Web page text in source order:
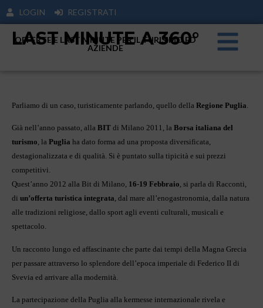
LOGIN REGISTRATI
LAST MINUTE A 360°
OFFERTE E LAST MINUTE PER IL TURISIMO ED
AZIENDE
Parliamo di un caso, turisticamente parlando, quello della Regione Puglia.
Già nell’anno passato, alla BIT di Milano 2011, la Borsa italiana del
turismo, la Puglia ha dato forma ad una proposta diversificata,
destagionalizzata e di qualità. Si è puntato sulla tipicità e sui prezzi
competitivi.
Quest’anno 2012 alla Bit di Milano, 16-19 Febbraio, si parla di Racconti,
di un’offerta turistica integrata, dal mare all’enogastronomia, dalla natura
alle tradizioni religiose, dallo sport agli eventi culturali, musicali e
spettacolo.
Un racconto lungo ed affascinante che parte dai tempi della Magna Grecia
per passare attraverso lo splendore dell’epoca imperiale di Federico II di
Svevia ed arrivare alla modernità.
La partecipazione della Puglia alla kermesse internazionale rivela e